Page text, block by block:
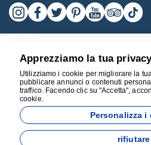
Apprezziamo la tua
Utilizziamo i cookie per migliorare la
pubblicare annunci o contenuti
traffico. Facendo clic su "Accetta",
cookie.
Personalizza i
rifiutare